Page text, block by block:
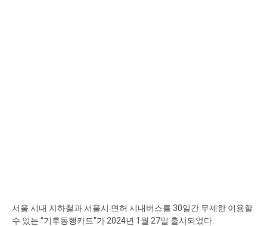
서울 시내 지하철과 서울시 면허 시내버스를 30일간 무제한 이용할
수 있는 "기후동행카드"가 2024년 1월 27일 출시되었다.